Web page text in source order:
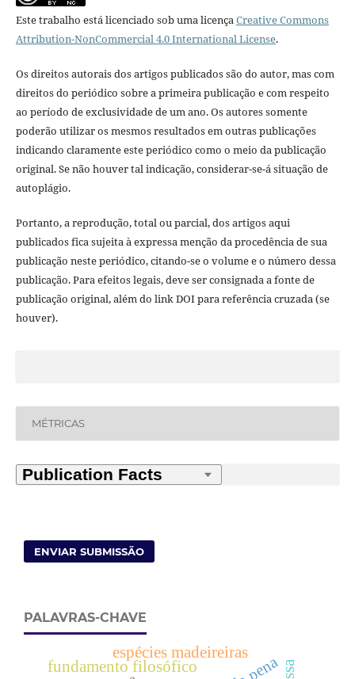
Este trabalho está licenciado sob uma licençaCreative Commons
Attribution-NonCommercial 4.0 International License.
Os direitos autorais dos artigos publicados são do autor, mas com
direitos do periódico sobre a primeira publicação e com respeito
ao período de exclusividade de um ano. Os autores somente
poderão utilizar os mesmos resultados em outras publicações
indicando claramente este periódico como o meio da publicação
original. Se não houver tal indicação, considerar-se-á situação de
autoplágio.
Portanto, a reprodução, total ou parcial, dos artigos aqui
publicados fica sujeita à expressa menção da procedência de sua
publicação neste periódico, citando-se o volume e o número dessa
publicação. Para efeitos legais, deve ser consignada a fonte de
publicação original, além do link DOI para referência cruzada (se
houver).
MÉTRICAS
ENVIAR SUBMISSÃO
PALAVRAS-CHAVE
fundamento filosófico
espécies madeireiras